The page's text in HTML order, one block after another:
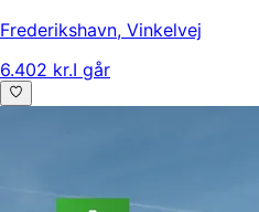
Frederikshavn, Vinkelvej
6.402 kr.I går